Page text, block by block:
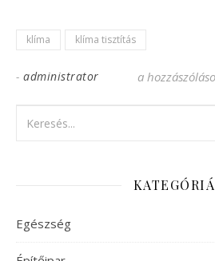
klíma klíma tisztítás
- administrator A klíma
a
Egészség